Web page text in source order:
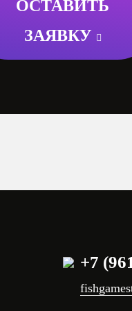
ОСТАВИТЬ
ЗАЯВКУ
+7